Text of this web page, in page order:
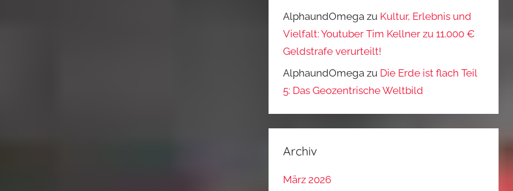
AlphaundOmega zu Kultur, Erlebnis und
Vielfalt: Youtuber Tim Kellner zu 11.000 €
Geldstrafe verurteilt!
AlphaundOmega zu Die Erde ist flach Teil
5: Das Geozentrische Weltbild
Archiv
März 2026